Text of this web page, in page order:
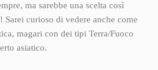
ma sarebbe una scelta così
Sarei curioso di vedere anche come
magari con dei tipi Terra/Fuoco
asiatico.